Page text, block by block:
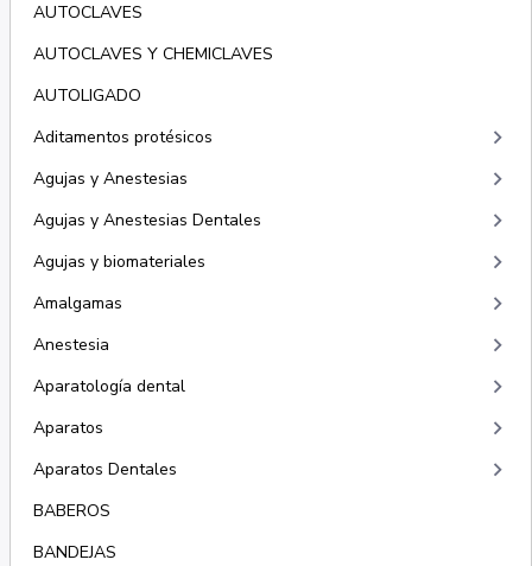
AUTOCLAVES
AUTOCLAVES Y CHEMICLAVES
AUTOLIGADO
Aditamentos protésicos
keyboard_arrow_right
Agujas y Anestesias keyboard_arrow_right
Agujas y Anestesias Dentales keyboard_arrow_right
Agujas y biomateriales keyboard_arrow_right
Amalgamas keyboard_arrow_right
Anestesia keyboard_arrow_right
Aparatología dental keyboard_arrow_right
Aparatos keyboard_arrow_right
Aparatos Dentales keyboard_arrow_right
BABEROS
BANDEJAS